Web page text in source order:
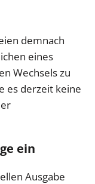
demnach
eines
Wechsels zu
es derzeit keine
ein
Ausgabe